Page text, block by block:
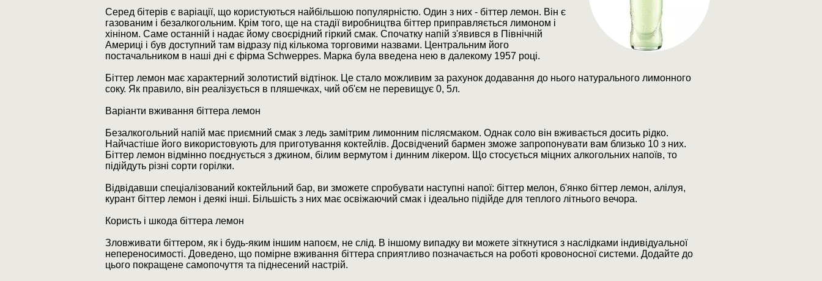
Серед бітерів є варіації, що користуються найбільшою популярністю. Один з них - біттер лемон. Він є
газованим і безалкогольним. Крім того, ще на стадії виробництва біттер приправляється лимоном і
хініном. Саме останній і надає йому своєрідний гіркий смак. Спочатку напій з'явився в Північній
Америці і був доступний там відразу під кількома торговими назвами. Центральним його
постачальником в наші дні є фірма Schweppes. Марка була введена нею в далекому 1957 році.
Біттер лемон має характерний золотистий відтінок. Це стало можливим за рахунок додавання до нього натурального лимонного
соку. Як правило, він реалізується в пляшечках, чий об'єм не перевищує 0, 5л.
Варіанти вживання біттера лемон
Безалкогольний напій має приємний смак з ледь замітрим лимонним післясмаком. Однак соло він вживається досить рідко.
Найчастіше його використовують для приготування коктейлів. Досвідчений бармен зможе запропонувати вам близько 10 з них.
Біттер лемон відмінно поєднується з джином, білим вермутом і динним лікером. Що стосується міцних алкогольних напоїв, то
підійдуть різні сорти горілки.
Відвідавши спеціалізований коктейльний бар, ви зможете спробувати наступні напої: біттер мелон, б'янко біттер лемон, алілуя,
курант біттер лемон і деякі інші. Більшість з них має освіжаючий смак і ідеально підійде для теплого літнього вечора.
Користь і шкода біттера лемон
Зловживати біттером, як і будь-яким іншим напоєм, не слід. В іншому випадку ви можете зіткнутися з наслідками індивідуальної
непереносимості. Доведено, що помірне вживання біттера сприятливо позначається на роботі кровоносної системи. Додайте до
цього покращене самопочуття та піднесений настрій.